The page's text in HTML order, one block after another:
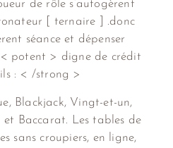
de rôle s’autogèrent
[ ternaire ] .donc
séance et dépenser
potent > digne de crédit
: < /strong >
Blackjack, Vingt-et-un,
Baccarat. Les tables de
sans croupiers, en ligne,